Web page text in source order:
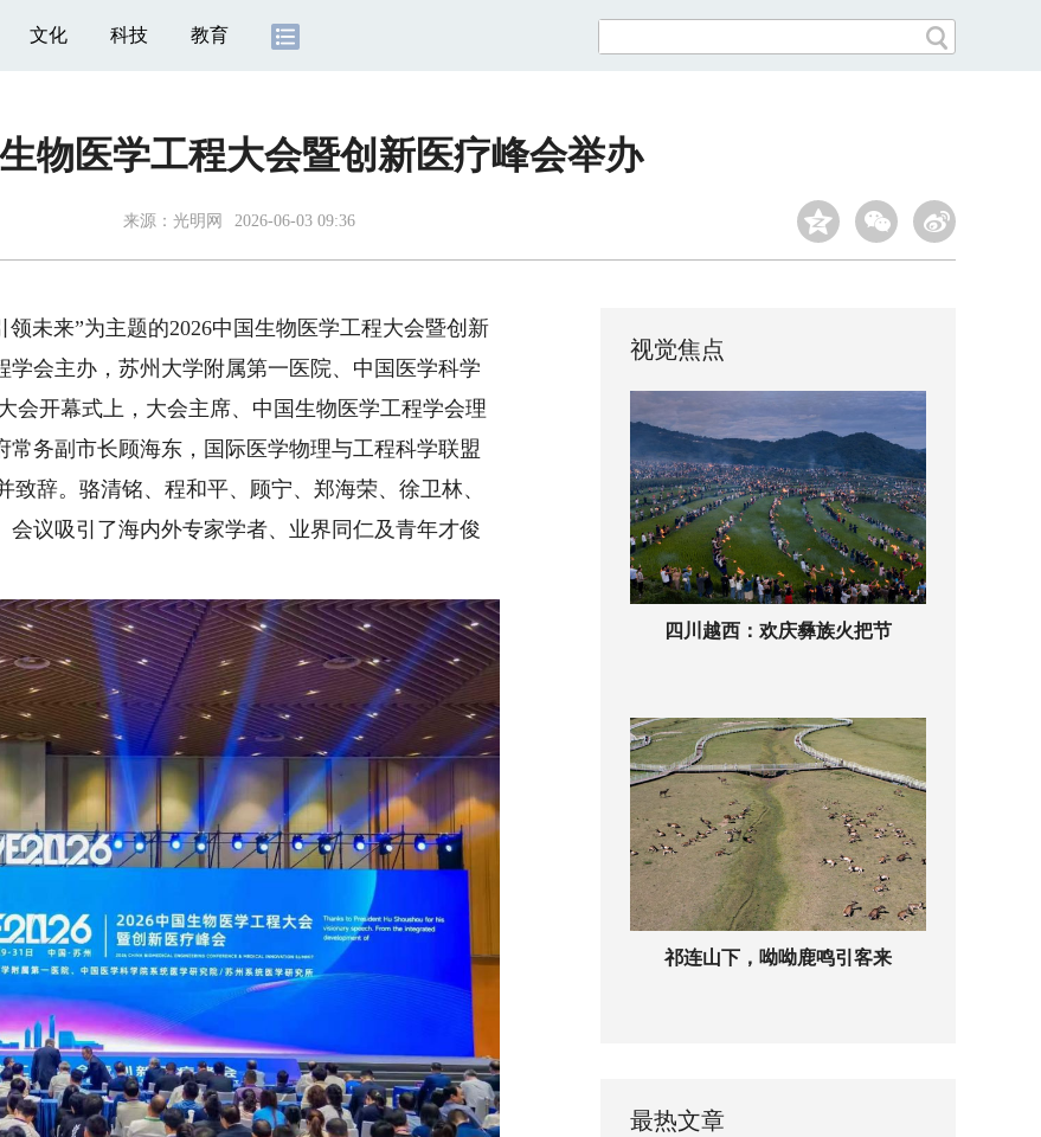
文化 科技 教育
物医学工程大会暨创新医疗峰会举办
来源： 光明网 2026-06-03 09:36
未来”为主题的2026中国生物医学工程大会暨创新
会主办，苏州大学附属第一医院、中国医学科学
会开幕式上，大会主席、中国生物医学工程学会理
务副市长顾海东，国际医学物理与工程科学联盟
致辞。骆清铭、程和平、顾宁、郑海荣、徐卫林、
议吸引了海内外专家学者、业界同仁及青年才俊
视觉焦点
四川越西：欢庆彝族火把节
祁连山下，呦呦鹿鸣引客来
最热文章